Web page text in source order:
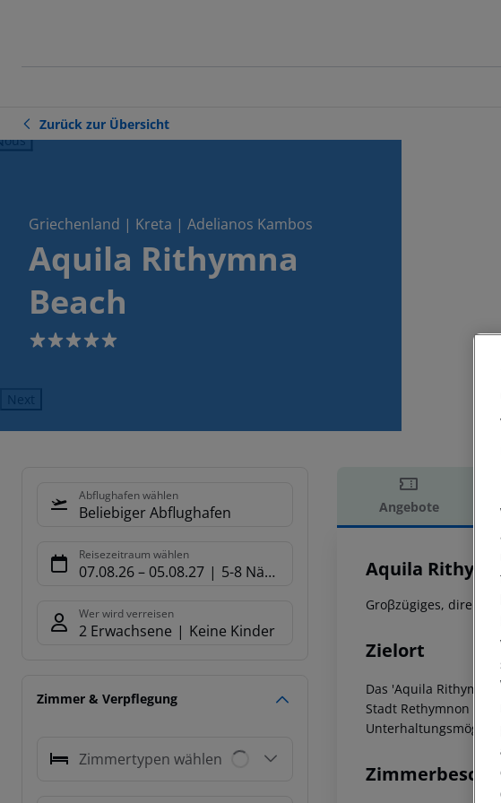
Zurück zur Übersicht
Griechenland | Kreta | Adelianos Kambos
Aquila Rithymna
Beach
5
Next
Abflughafen wählen
Beliebiger Abflughafen
Reisezeitraum wählen
07.08.26– 05.08.27 5-8 Nächte
Wer wird verreisen
2 Erwachsene Keine Kinder
Zimmer & Verpflegung
Zimmertypen wählen
Angebote
Aquila
Groβzügiges, direkt
Zielort
Das 'Aquila
Stadt Rethymnon mit